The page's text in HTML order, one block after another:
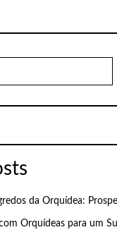
da Orquídea:
Orquídeas para um